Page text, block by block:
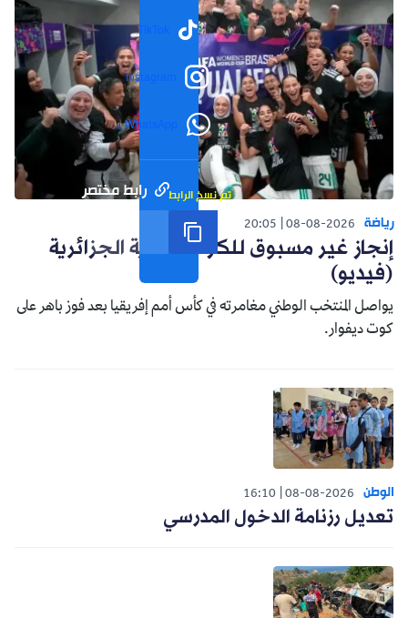
TikTok
Instagram
WhatsApp
رابط مختصر تم نسخ الرابط
رياضة 08-08-2026
20:05
إنجاز غير مسبوق للكرة النسوية الجزائرية
(فيديو)
يواصل المنتخب الوطني مغامرته في كأس أمم إفريقيا بعد فوز باهر على
كوت ديفوار.
الوطن 08-08-2026
16:10
تعديل رزنامة الدخول المدرسي